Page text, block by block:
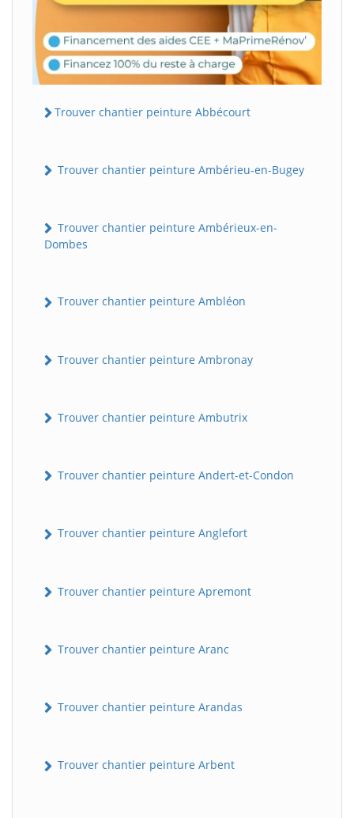
Trouver chantier peinture Abbécourt
Trouver chantier peinture Ambérieu-en-Bugey
Trouver chantier peinture Ambérieux-en-
Dombes
Trouver chantier peinture Ambléon
Trouver chantier peinture Ambronay
Trouver chantier peinture Ambutrix
Trouver chantier peinture Andert-et-Condon
Trouver chantier peinture Anglefort
Trouver chantier peinture Apremont
Trouver chantier peinture Aranc
Trouver chantier peinture Arandas
Trouver chantier peinture Arbent